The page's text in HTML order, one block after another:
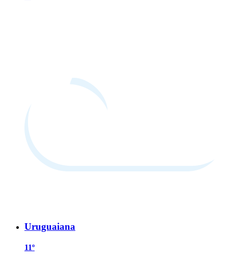
Uruguaiana
11º